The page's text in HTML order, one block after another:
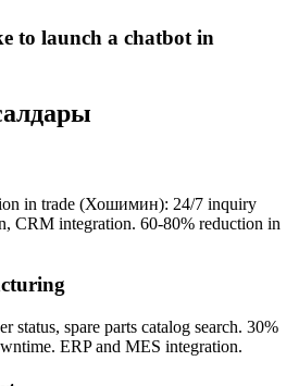
to launch a chatbot in
in trade (Хошимин): 24/7 inquiry
CRM integration. 60-80% reduction in
status, spare parts catalog search. 30%
ERP and MES integration.